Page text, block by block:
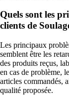
Quels sont les
clients de
Les principaux
semblent être les
des produits reçus,
en cas de problème,
articles commandés,
qualité proposée.